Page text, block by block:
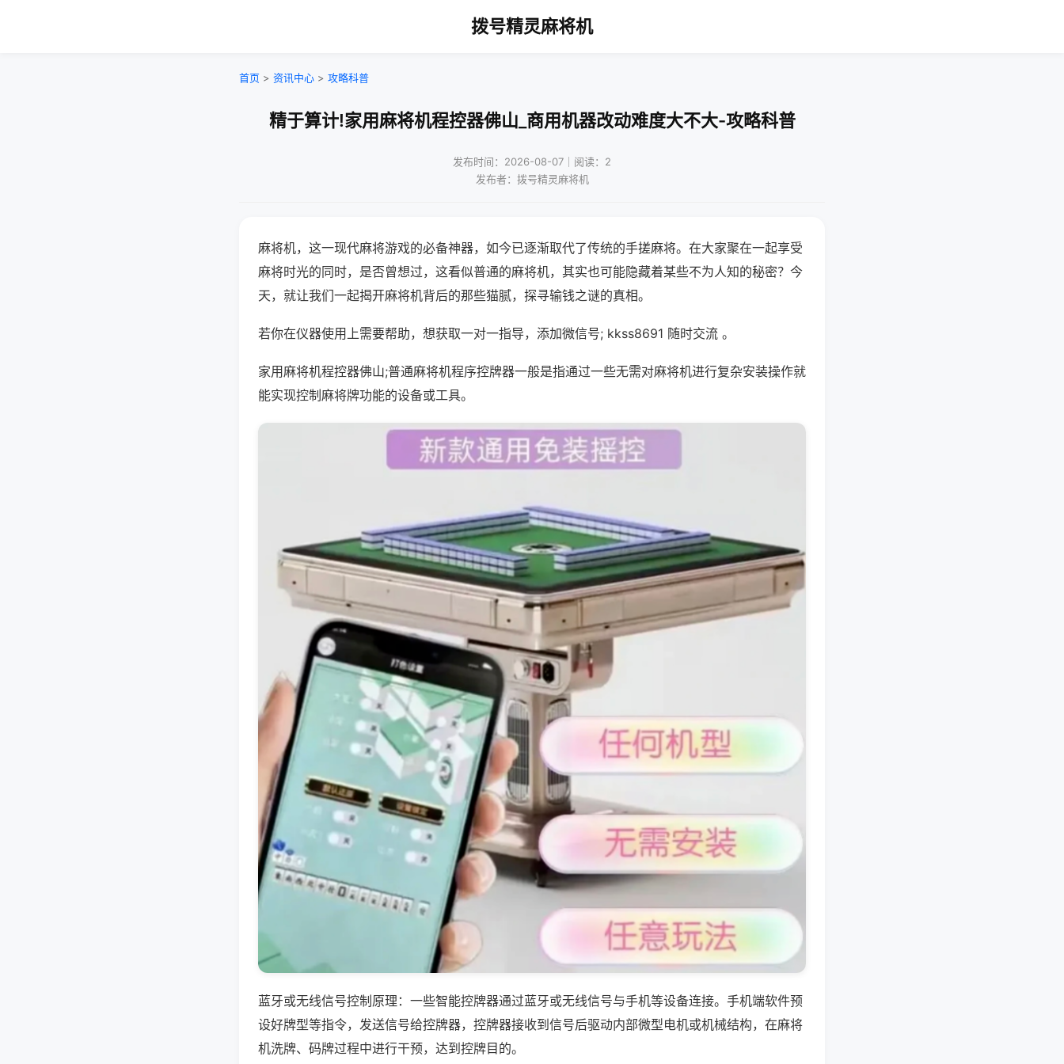
拨号精灵麻将机
首页 > 资讯中心 > 攻略科普
精于算计!家用麻将机程控器佛山_商用机器改动难度大不大-攻略科普
发布时间：2026-08-07｜阅读：2
发布者：拨号精灵麻将机
麻将机，这一现代麻将游戏的必备神器，如今已逐渐取代了传统的手搓麻将。在大家聚在一起享受
麻将时光的同时，是否曾想过，这看似普通的麻将机，其实也可能隐藏着某些不为人知的秘密？今
天，就让我们一起揭开麻将机背后的那些猫腻，探寻输钱之谜的真相。
若你在仪器使用上需要帮助，想获取一对一指导，添加微信号; kkss8691 随时交流 。
家用麻将机程控器佛山;普通麻将机程序控牌器一般是指通过一些无需对麻将机进行复杂安装操作就
能实现控制麻将牌功能的设备或工具。
蓝牙或无线信号控制原理：一些智能控牌器通过蓝牙或无线信号与手机等设备连接。手机端软件预
设好牌型等指令，发送信号给控牌器，控牌器接收到信号后驱动内部微型电机或机械结构，在麻将
机洗牌、码牌过程中进行干预，达到控牌目的。